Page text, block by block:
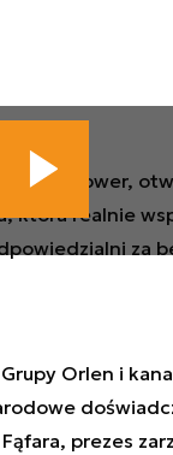
Baltic Power,
która realnie
za
Orlen i
prezes